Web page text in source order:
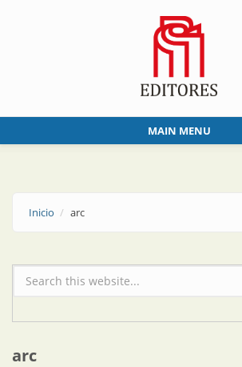
MAIN MENU
Inicio arc
Formulario de búsqueda
arc